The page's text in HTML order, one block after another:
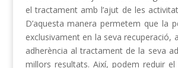
el tractament amb l’ajut de les
D’aquesta manera permetem que la
exclusivament en la seva recuperació,
adherència al tractament de la seva
millors resultats. Així, podem reduir el